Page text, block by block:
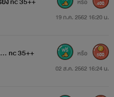
ดือดเมื่อปากน้อยไม่ยอมเปิดรับ
วยโอกาสสอดแทรกเรียวลิ้น
ร้อนที่กำลังถอยหนีลิ้นสากของ
19 ก.ค. 2562 16:20 น.
400
nc 35++
02 ส.ค. 2562 16:24 น.
หรือ 500